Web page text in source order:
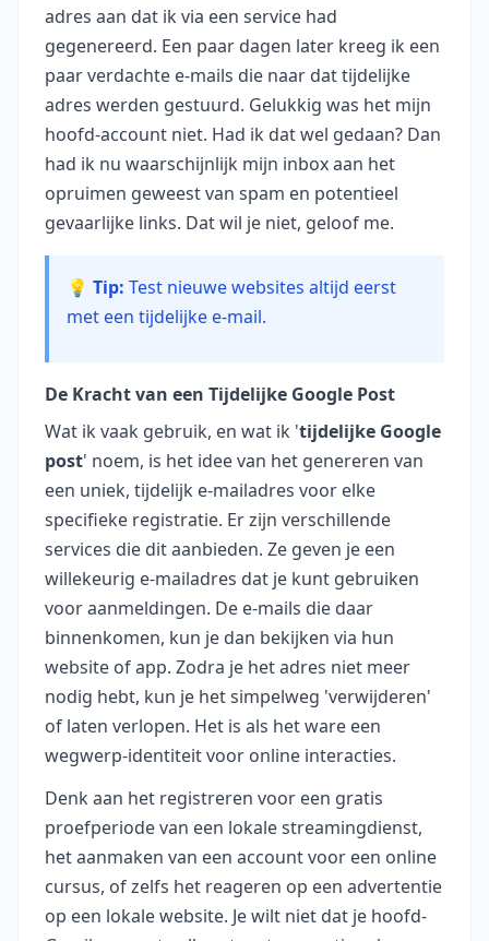
adres aan dat ik via een service had
gegenereerd. Een paar dagen later kreeg ik een
paar verdachte e-mails die naar dat tijdelijke
adres werden gestuurd. Gelukkig was het mijn
hoofd-account niet. Had ik dat wel gedaan? Dan
had ik nu waarschijnlijk mijn inbox aan het
opruimen geweest van spam en potentieel
gevaarlijke links. Dat wil je niet, geloof me.
💡 Tip: Test nieuwe websites altijd eerst
met een tijdelijke e-mail.
De Kracht van een Tijdelijke Google Post
Wat ik vaak gebruik, en wat ik 'tijdelijke Google
post' noem, is het idee van het genereren van
een uniek, tijdelijk e-mailadres voor elke
specifieke registratie. Er zijn verschillende
services die dit aanbieden. Ze geven je een
willekeurig e-mailadres dat je kunt gebruiken
voor aanmeldingen. De e-mails die daar
binnenkomen, kun je dan bekijken via hun
website of app. Zodra je het adres niet meer
nodig hebt, kun je het simpelweg 'verwijderen'
of laten verlopen. Het is als het ware een
wegwerp-identiteit voor online interacties.
Denk aan het registreren voor een gratis
proefperiode van een lokale streamingdienst,
het aanmaken van een account voor een online
cursus, of zelfs het reageren op een advertentie
op een lokale website. Je wilt niet dat je hoofd-